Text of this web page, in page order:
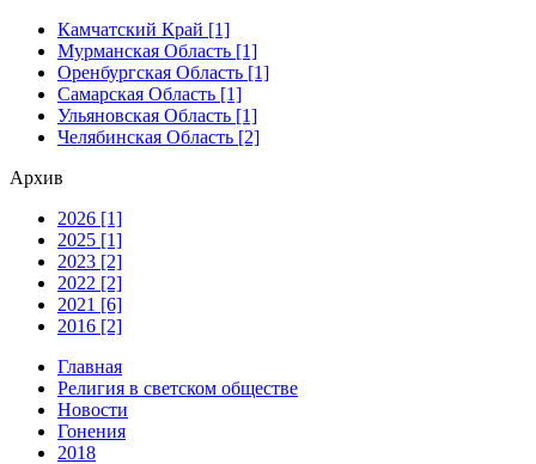
Камчатский Край [1]
Мурманская Область [1]
Оренбургская Область [1]
Самарская Область [1]
Ульяновская Область [1]
Челябинская Область [2]
Архив
2026 [1]
2025 [1]
2023 [2]
2022 [2]
2021 [6]
2016 [2]
Главная
Религия в светском обществе
Новости
Гонения
2018